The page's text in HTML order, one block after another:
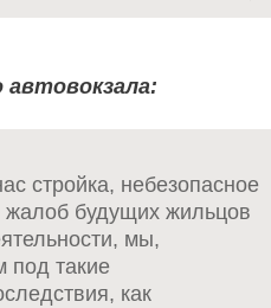
стройка, небезопасное
жалоб будущих жильцов
мы,
под такие
как